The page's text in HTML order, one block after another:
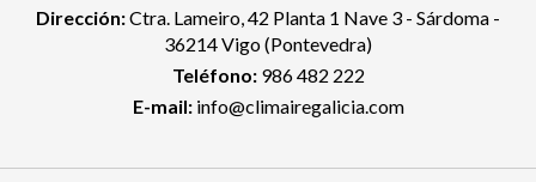
Dirección:Ctra. Lameiro, 42 Planta 1 Nave 3 - Sárdoma -
36214 Vigo(Pontevedra)
Teléfono: 986 482 222
E-mail:info@climairegalicia.com